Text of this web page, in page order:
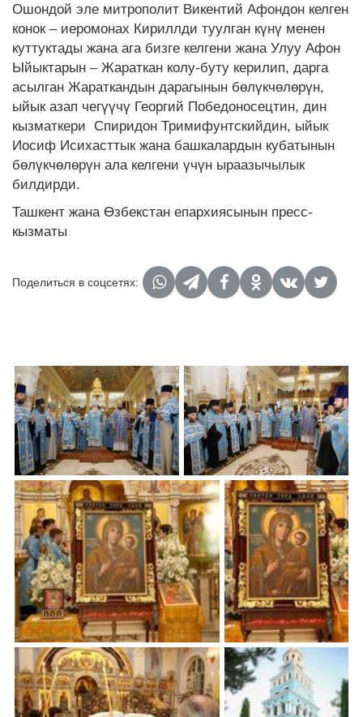
Ошондой эле митрополит Викентий Афондон келген
конок – иеромонах Кириллди туулган күнү менен
куттуктады жана ага бизге келгени жана Улуу Афон
Ыйыктарын – Жараткан колу-буту керилип, дарга
асылган Жараткандын дарагынын бөлүкчөлөрүн,
ыйык азап чегүүчү Георгий Победоносецтин, дин
кызматкери Спиридон Тримифунтскийдин, ыйык
Иосиф Исихасттык жана башкалардын кубатынын
бөлүкчөлөрүн ала келгени үчүн ыраазычылык
билдирди.
Ташкент жана Өзбекстан епархиясынын пресс-
кызматы
Поделиться в соцсетях: